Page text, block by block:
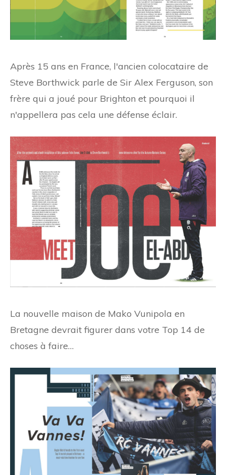
Après 15 ans en France, l'ancien colocataire de
Steve Borthwick parle de Sir Alex Ferguson, son
frère qui a joué pour Brighton et pourquoi il
n'appellera pas cela une défense éclair.
La nouvelle maison de Mako Vunipola en
Bretagne devrait figurer dans votre Top 14 de
choses à faire…